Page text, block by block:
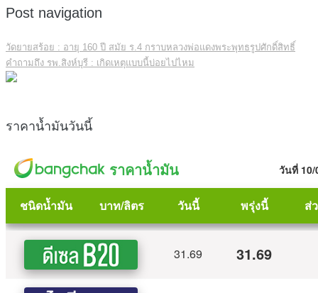
Post navigation
วัดยายสร้อย : อายุ 160 ปี สมัย ร.4 กราบหลวงพ่อแดงพระพุทธรูปศักดิ์สิทธิ์
คำถามถึง รพ.สิงห์บุรี : เกิดเหตุแบบนี้บ่อยไปไหม
ราคาน้ำมันวันนี้